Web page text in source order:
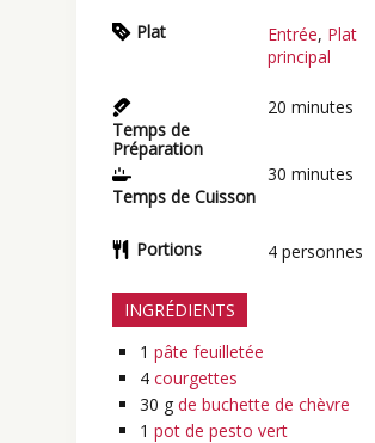
Plat Entrée, Plat
principal
Temps de
Préparation
20 minutes
Temps de Cuisson
30 minutes
Portions 4 personnes
INGRÉDIENTS
1 pâte feuilletée
4 courgettes
30 g de buchette de chèvre
1 pot de pesto vert